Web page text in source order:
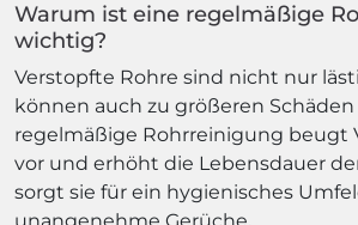
Warum ist eine regelmäßige
wichtig?
Verstopfte Rohre sind nicht nur
können auch zu größeren
regelmäßige Rohrreinigung beugt
vor und erhöht die Lebensdauer
sorgt sie für ein hygienisches